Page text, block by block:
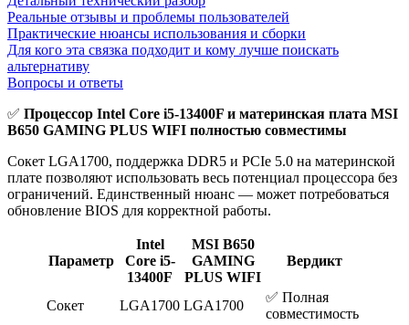
Реальные отзывы и проблемы пользователей
Практические нюансы использования и сборки
Для кого эта связка подходит и кому лучше поискать
альтернативу
Вопросы и ответы
✅ Процессор Intel Core i5-13400F и материнская плата MSI
B650 GAMING PLUS WIFI полностью совместимы
Сокет LGA1700, поддержка DDR5 и PCIe 5.0 на материнской
плате позволяют использовать весь потенциал процессора без
ограничений. Единственный нюанс — может потребоваться
обновление BIOS для корректной работы.
Параметр
Intel
Core i5-
13400F
MSI B650
GAMING
PLUS WIFI
Вердикт
Сокет LGA1700 LGA1700
✅ Полная
совместимость